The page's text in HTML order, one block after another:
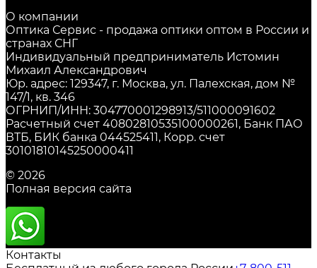
О компании
Оптика Сервис - продажа оптики оптом в России и
странах СНГ
Индивидуальный предприниматель Истомин
Михаил Александрович
Юр. адрес: 129347, г. Москва, ул. Палехская, дом №
147/1, кв. 346
ОГРНИП/ИНН: 304770001298913/511000091602
Расчетный счет 40802810535100000261, Банк ПАО
ВТБ, БИК банка 044525411, Корр. счет
30101810145250000411
© 2026
Полная версия сайта
Контакты